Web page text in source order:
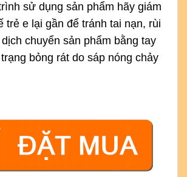
trình sử dụng sản phẩm hãy giám
trẻ e lại gần để tránh tai nạn, rùi
chuyển sản phẩm bằng tay
bỏng rát do sáp nóng chảy